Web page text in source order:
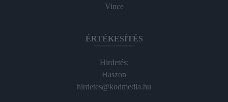
Vince
ÉRTÉKESÍTÉS
Hirdetés:
Haszon
hirdetes@kodmedia.hu